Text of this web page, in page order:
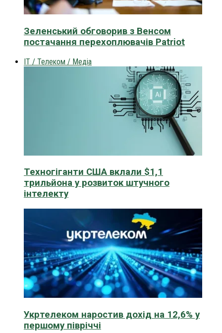
Зеленський обговорив з Венсом
постачання перехоплювачів Patriot
IT / Телеком / Медіа
Техногіганти США вклали $1,1
трильйона у розвиток штучного
інтелекту
Укртелеком наростив дохід на 12,6% у
першому півріччі